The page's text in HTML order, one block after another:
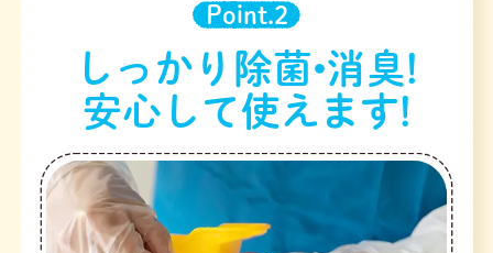
Point.2
しっかり除菌•消臭!
安心して使えます!